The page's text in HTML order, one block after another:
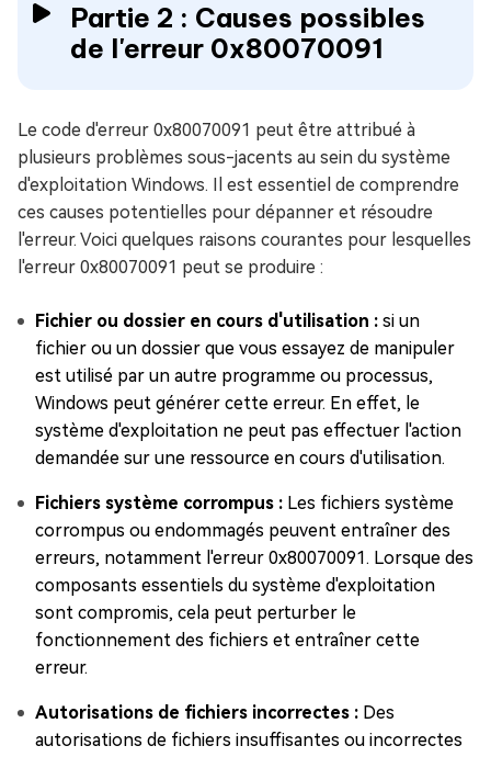
Partie 2 : Causes possibles
de l'erreur 0x80070091
Le code d'erreur 0x80070091 peut être attribué à
plusieurs problèmes sous-jacents au sein du système
d'exploitation Windows. Il est essentiel de comprendre
ces causes potentielles pour dépanner et résoudre
l'erreur. Voici quelques raisons courantes pour lesquelles
l'erreur 0x80070091 peut se produire :
Fichier ou dossier en cours d'utilisation : si un
fichier ou un dossier que vous essayez de manipuler
est utilisé par un autre programme ou processus,
Windows peut générer cette erreur. En effet, le
système d'exploitation ne peut pas effectuer l'action
demandée sur une ressource en cours d'utilisation.
Fichiers système corrompus : Les fichiers système
corrompus ou endommagés peuvent entraîner des
erreurs, notamment l'erreur 0x80070091. Lorsque des
composants essentiels du système d'exploitation
sont compromis, cela peut perturber le
fonctionnement des fichiers et entraîner cette
erreur.
Autorisations de fichiers incorrectes : Des
autorisations de fichiers insuffisantes ou incorrectes